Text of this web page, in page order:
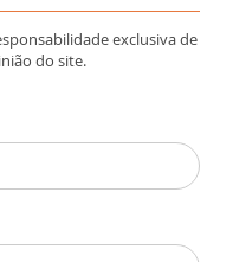
exclusiva de
do site.